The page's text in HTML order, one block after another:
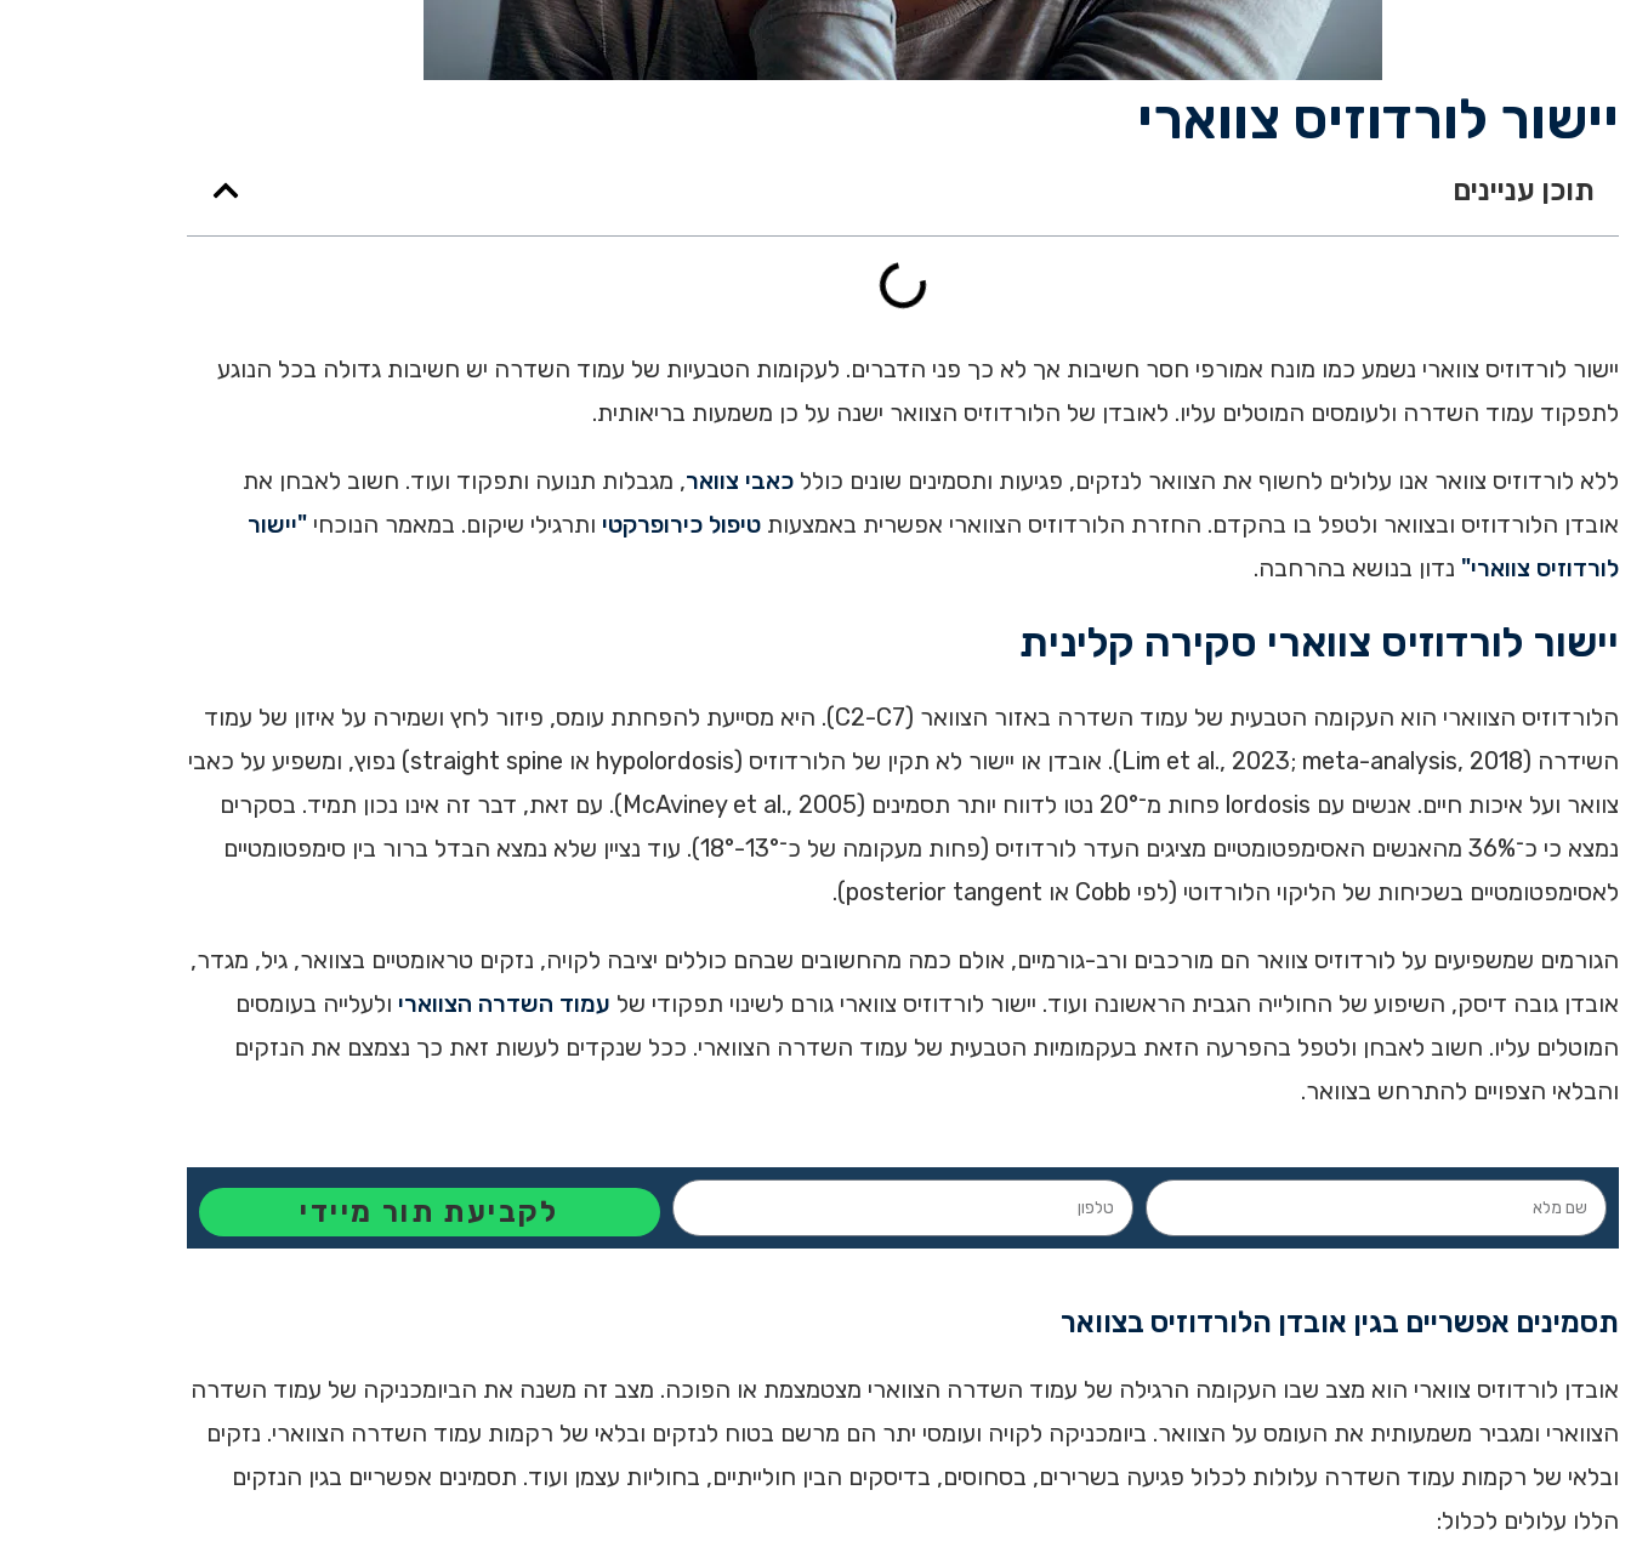
יישור לורדוזיס צווארי
תוכן עניינים
יישור לורדוזיס צווארי נשמע כמו מונח אמורפי חסר חשיבות אך לא כך פני הדברים. לעקומות הטבעיות של עמוד השדרה יש חשיבות גדולה בכל הנוגע
לתפקוד עמוד השדרה ולעומסים המוטלים עליו. לאובדן של הלורדוזיס הצוואר ישנה על כן משמעות בריאותית.
ללא לורדוזיס צוואר אנו עלולים לחשוף את הצוואר לנזקים, פגיעות ותסמינים שונים כולל כאבי צוואר, מגבלות תנועה ותפקוד ועוד. חשוב לאבחן את
אובדן הלורדוזיס ובצוואר ולטפל בו בהקדם. החזרת הלורדוזיס הצווארי אפשרית באמצעות טיפול כירופרקטי ותרגילי שיקום. במאמר הנוכחי "יישור
לורדוזיס צווארי" נדון בנושא בהרחבה.
יישור לורדוזיס צווארי סקירה קלינית
הלורדוזיס הצווארי הוא העקומה הטבעית של עמוד השדרה באזור הצוואר (C2-C7). היא מסייעת להפחתת עומס, פיזור לחץ ושמירה על איזון של עמוד
השידרה (Lim et al., 2023; meta-analysis, 2018). אובדן או יישור לא תקין של הלורדוזיס (hypolordosis או straight spine) נפוץ, ומשפיע על כאבי
צוואר ועל איכות חיים. אנשים עם lordosis פחות מ־20° נטו לדווח יותר תסמינים (McAviney et al., 2005). עם זאת, דבר זה אינו נכון תמיד. בסקרים
נמצא כי כ־36% מהאנשים האסימפטומטיים מציגים העדר לורדוזיס (פחות מעקומה של כ־13°-18°). עוד נציין שלא נמצא הבדל ברור בין סימפטומטיים
לאסימפטומטיים בשכיחות של הליקוי הלורדוטי (לפי Cobb או posterior tangent).
הגורמים שמשפיעים על לורדוזיס צוואר הם מורכבים ורב-גורמיים, אולם כמה מהחשובים שבהם כוללים יציבה לקויה, נזקים טראומטיים בצוואר, גיל, מגדר,
אובדן גובה דיסק, השיפוע של החולייה הגבית הראשונה ועוד. יישור לורדוזיס צווארי גורם לשינוי תפקודי של עמוד השדרה הצווארי ולעלייה בעומסים
המוטלים עליו. חשוב לאבחן ולטפל בהפרעה הזאת בעקמומיות הטבעית של עמוד השדרה הצווארי. ככל שנקדים לעשות זאת כך נצמצם את הנזקים
והבלאי הצפויים להתרחש בצוואר.
לקביעת תור מיידי
תסמינים אפשריים בגין אובדן הלורדוזיס בצוואר
אובדן לורדוזיס צווארי הוא מצב שבו העקומה הרגילה של עמוד השדרה הצווארי מצטמצמת או הפוכה. מצב זה משנה את הביומכניקה של עמוד השדרה
הצווארי ומגביר משמעותית את העומס על הצוואר. ביומכניקה לקויה ועומסי יתר הם מרשם בטוח לנזקים ובלאי של רקמות עמוד השדרה הצווארי. נזקים
ובלאי של רקמות עמוד השדרה עלולות לכלול פגיעה בשרירים, בסחוסים, בדיסקים הבין חולייתיים, בחוליות עצמן ועוד. תסמינים אפשריים בגין הנזקים
הללו עלולים לכלול: